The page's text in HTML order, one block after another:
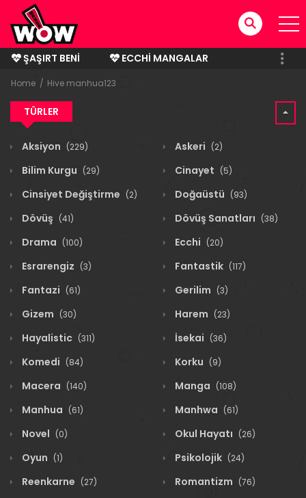
ŞAŞIRT BENI
ECCHI MANGALAR
BITMIŞ MANGALAR
Home Hive manhua123
TÜRLER
Aksiyon (229) Askeri (2)
Bilim Kurgu (29) Cinayet (5)
Cinsiyet Değiştirme (2) Doğaüstü (93)
Dövüş (41) Dövüş Sanatları (38)
Drama (100) Ecchi (20)
Esrarengiz (3) Fantastik (117)
Fantazi (61) Gerilim (3)
Gizem (30) Harem (23)
Hayalistic (311) İsekai (36)
Komedi (84) Korku (9)
Macera (140) Manga (108)
Manhua (61) Manhwa (61)
Novel (0) Okul Hayatı (26)
Oyun (1) Psikolojik (24)
Reenkarne (27) Romantizm (76)